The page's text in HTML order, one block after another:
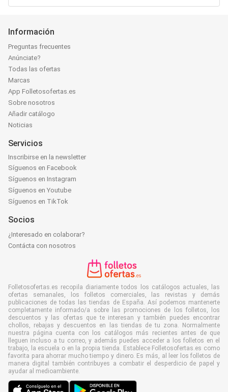
Información
Preguntas frecuentes
Anúnciate?
Todas las ofertas
Marcas
App Folletosofertas.es
Sobre nosotros
Añadir catálogo
Noticias
Servicios
Inscribirse en la newsletter
Síguenos en Facebook
Síguenos en Instagram
Síguenos en Youtube
Síguenos en TikTok
Socios
¿Interesado en colaborar?
Contácta con nosotros
Folletosofertas.es recopila diariamente todos los catálogos actuales, las
ofertas semanales, los folletos comerciales, las revistas y demás
publicaciones de todas las tiendas de España. Así podemos mantenerte
completamente informado/a sobre las promociones de los folletos, los
descuentos y las ofertas que te interesan y también puedes encontrar
chollos, rebajas y descuentos en las tiendas de tu zona. Normalmente
nuestra página cuenta con los catálogos más recientes antes de que
lleguen incluso a tu correo, y además puedes acceder a los folletos en el
trabajo, la escuela o en la propia tienda. Establece Folletosofertas.es como
favorita para ahorrar mucho tiempo y dinero. Es más, al leer los folletos de
manera digital también contribuyes a combatir el desperdicio de papel y
ayudar al medioambiente.